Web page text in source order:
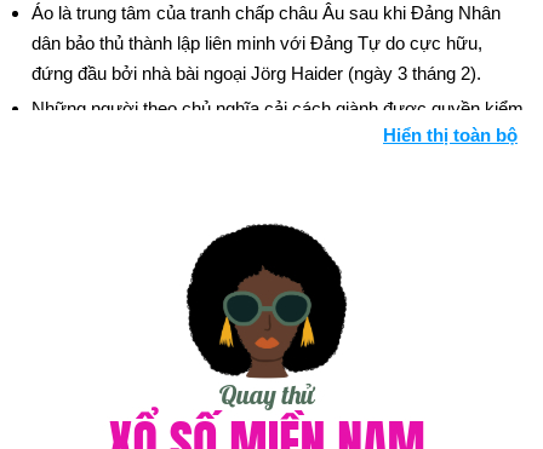
Áo là trung tâm của tranh chấp châu Âu sau khi Đảng Nhân
dân bảo thủ thành lập liên minh với Đảng Tự do cực hữu,
đứng đầu bởi nhà bài ngoại Jörg Haider (ngày 3 tháng 2).
Những người theo chủ nghĩa cải cách giành được quyền kiểm
soát quốc hội Iran lần đầu tiên kể từ cuộc cách mạng Hồi giáo
quốc hội Bắc Ireland mới thành lập; tranh chấp lớn về việc IRA
từ chối giải giáp vũ khí (từ tháng 2 đến tháng 5).
Cựu tổng thống Indonesia Suharto bị quản thúc tại gia, bị buộc
tội tham nhũng và lạm dụng quyền lực (ngày 29 tháng 5).
Các tổng thống của Triều Tiên và Hàn Quốc ký hiệp định hòa
bình và ít nhất là về mặt biểu tượng, chấm dứt nửa thế kỷ đối
kháng (ngày 13 tháng 6).
Hiển thị toàn bộ